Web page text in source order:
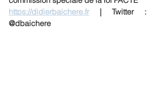
https://didierbaichere.fr | Twitter :
@dbaichere